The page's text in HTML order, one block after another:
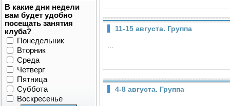
В какие дни недели
вам будет удобно
посещать занятия
клуба?
Понедельник
Вторник
Среда
Четверг
Пятница
Суббота
Воскресенье
11-15 августа. Группа
4-8 августа. Группа